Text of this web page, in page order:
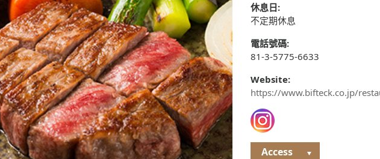
休息日:
不定期休息
電話號碼:
81-3-5775-6633
Website:
https://www.bifteck.co.jp/
Access